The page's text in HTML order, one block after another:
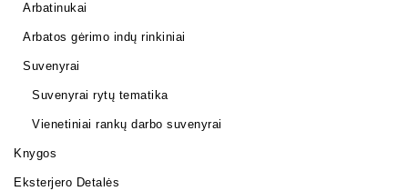
Arbatinukai
Arbatos gėrimo indų rinkiniai
Suvenyrai
Suvenyrai rytų tematika
Vienetiniai rankų darbo suvenyrai
Knygos
Eksterjero Detalės